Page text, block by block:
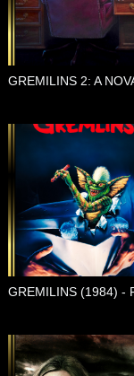
GREMILINS 2: A
GREMILINS (1984) -